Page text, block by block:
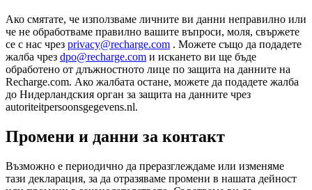
Ако смятате, че използваме личните ви данни неправилно или
че не обработваме правилно вашите въпроси, моля, свържете
се с нас чрез privacy@recharge.com . Можете също да подадете
жалба чрез dpo@recharge.com и искането ви ще бъде
обработено от длъжностното лице по защита на данните на
Recharge.com. Ако жалбата остане, можете да подадете жалба
до Нидерландския орган за защита на данните чрез
autoriteitpersoonsgegevens.nl.
Промени и данни за контакт
Възможно е периодично да преразглеждаме или изменяме
тази декларация, за да отразяваме промени в нашата дейност